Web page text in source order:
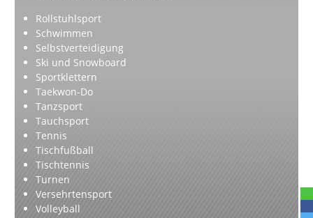
Rollstuhlsport
Schwimmen
Selbstverteidigung
Ski und Snowboard
Sportklettern
Taekwon-Do
Tanzsport
Tauchsport
Tennis
Tischfußball
Tischtennis
Turnen
Versehrtensport
Volleyball